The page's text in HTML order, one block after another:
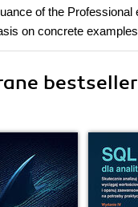
of the Professional
on concrete